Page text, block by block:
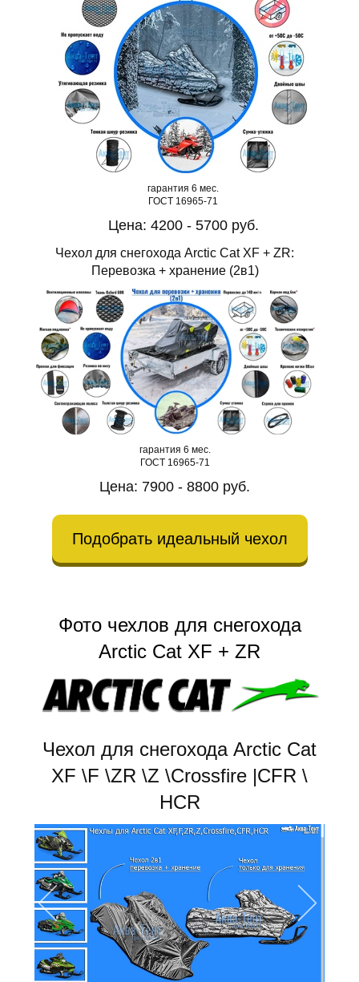
гарантия 6 мес.
ГОСТ 16965-71
Цена: 4200 - 5700 руб.
Чехол для снегохода Arctic Cat XF + ZR:
Перевозка + хранение (2в1)
гарантия 6 мес.
ГОСТ 16965-71
Цена: 7900 - 8800 руб.
Подобрать идеальный чехол
Фото чехлов для снегохода
Arctic Cat XF + ZR
Чехол для снегохода Arctic Cat
XF \F \ZR \Z \Crossfire |CFR \
HCR